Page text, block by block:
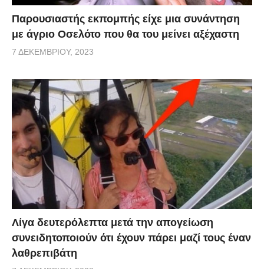
Παρουσιαστής εκπομπής είχε μια συνάντηση
με άγριο Οσελότο που θα του μείνει αξέχαστη
7 ΔΕΚΕΜΒΡΊΟΥ, 2023
Λίγα δευτερόλεπτα μετά την απογείωση
συνειδητοποιούν ότι έχουν πάρει μαζί τους έναν
λαθρεπιβάτη